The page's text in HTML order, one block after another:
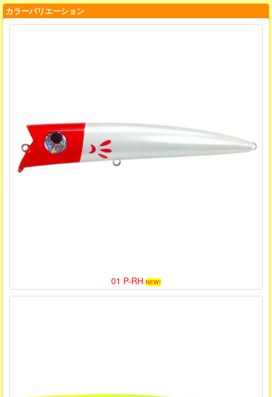
カラーバリエーション
01 P-RH NEW!